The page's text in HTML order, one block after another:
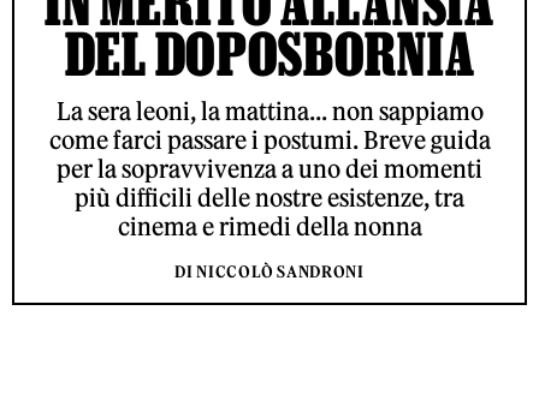
DEL DOPOSBORNIA
La sera leoni, la mattina... non sappiamo
come farci passare i postumi. Breve guida
per la sopravvivenza a uno dei momenti
più difficili delle nostre esistenze, tra
cinema e rimedi della nonna
DI NICCOLÒ SANDRONI